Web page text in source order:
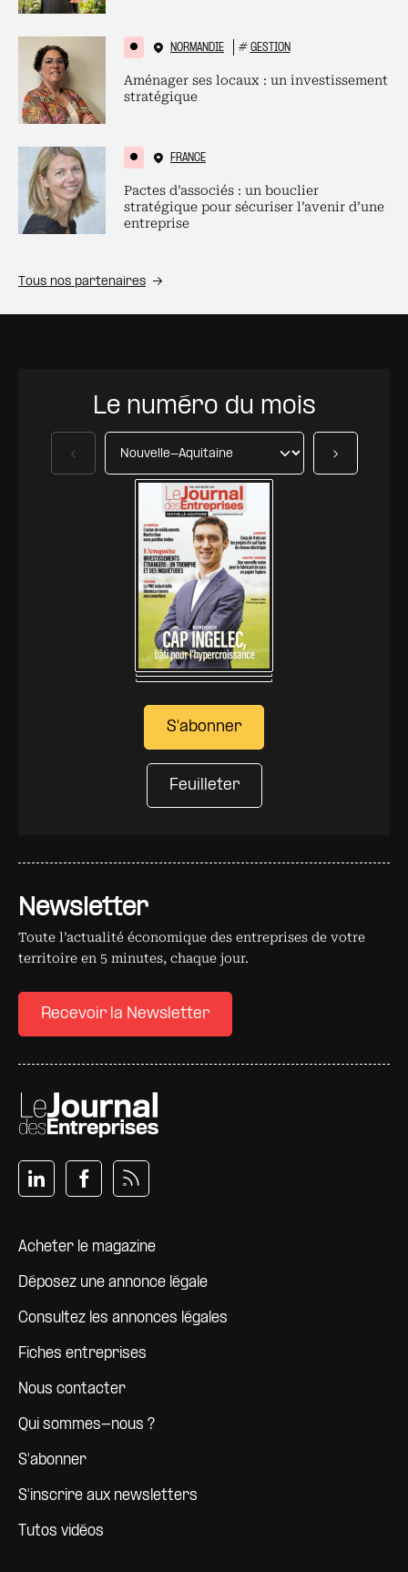
NORMANDIE # GESTION
Aménager ses locaux : un investissement
stratégique
FRANCE
Pactes d’associés : un bouclier
stratégique pour sécuriser l’avenir d’une
entreprise
Tous nos partenaires
Newsletter
Toute l’actualité économique des entreprises de votre
territoire en 5 minutes, chaque jour.
Recevoir la Newsletter
Pied de page
Acheter le magazine
Déposez une annonce légale
Consultez les annonces légales
Fiches entreprises
Nous contacter
Qui sommes-nous ?
S'abonner
S'inscrire aux newsletters
Tutos vidéos
Le numéro du mois
S'abonner
Feuilleter
Précédent Suivant